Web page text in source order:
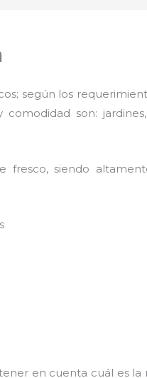
según los
son:
fresco, siendo
en cuenta cuál es